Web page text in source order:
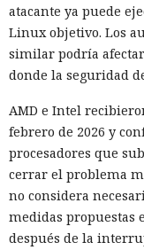
atacante ya puede
Linux objetivo. Los
similar podría
donde la seguridad
AMD e Intel
febrero de 2026 y
procesadores que
cerrar el problema
no considera
medidas propuestas
después de la